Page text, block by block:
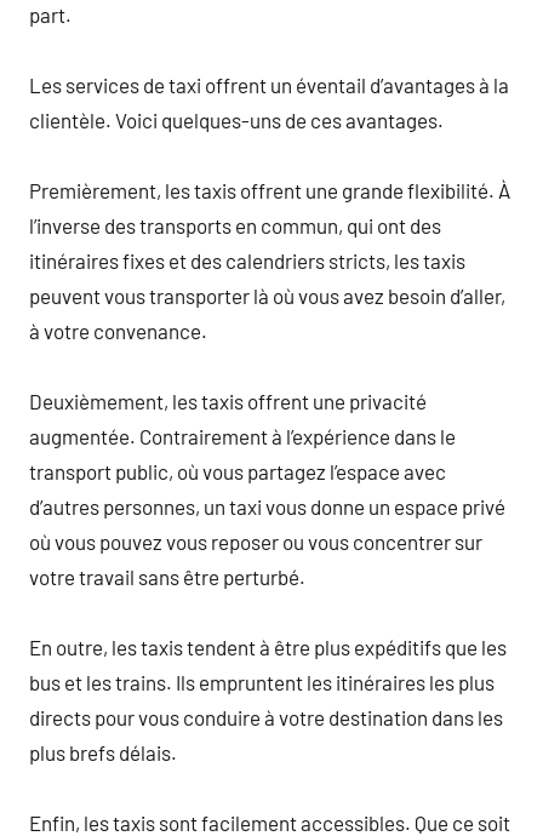
part.
Les services de taxi offrent un éventail d’avantages à la
clientèle. Voici quelques-uns de ces avantages.
Premièrement, les taxis offrent une grande flexibilité. À
l’inverse des transports en commun, qui ont des
itinéraires fixes et des calendriers stricts, les taxis
peuvent vous transporter là où vous avez besoin d’aller,
à votre convenance.
Deuxièmement, les taxis offrent une privacité
augmentée. Contrairement à l’expérience dans le
transport public, où vous partagez l’espace avec
d’autres personnes, un taxi vous donne un espace privé
où vous pouvez vous reposer ou vous concentrer sur
votre travail sans être perturbé.
En outre, les taxis tendent à être plus expéditifs que les
bus et les trains. Ils empruntent les itinéraires les plus
directs pour vous conduire à votre destination dans les
plus brefs délais.
Enfin, les taxis sont facilement accessibles. Que ce soit